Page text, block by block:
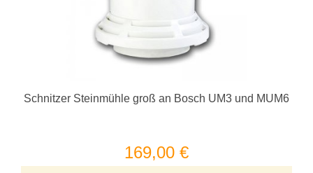
Schnitzer Steinmühle groß an Bosch UM3 und MUM6
169,00 €